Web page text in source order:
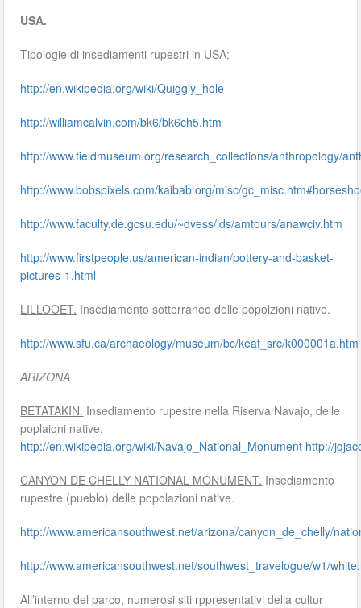
USA.
Tipologie di insediamenti rupestri in USA:
http://en.wikipedia.org/wiki/Quiggly_hole
http://williamcalvin.com/bk6/bk6ch5.htm
http://www.fieldmuseum.org/research_collections/anthropology/
http://www.bobspixels.com/kaibab.org/misc/
http://www.faculty.de.gcsu.edu/~dvess/ids/amtours/anawciv.htm
http://www.firstpeople.us/american-indian/pottery-and-basket-
pictures-1.html
LILLOOET. Insediamento sotterraneo delle popolzioni native.
http://www.sfu.ca/archaeology/museum/bc/keat_src/k000001a.htm
ARIZONA
BETATAKIN. Insediamento rupestre nella Riserva Navajo, delle
poplaioni native.
http://en.wikipedia.org/wiki/Navajo_National_Monument http://
CANYON DE CHELLY NATIONAL MONUMENT. Insediamento
rupestre (pueblo) delle popolazioni native.
http://www.americansouthwest.net/arizona/canyon_de_chelly/
http://www.americansouthwest.net/southwest_travelogue/w1/
All’interno del parco, numerosi siti rppresentativi della cultur